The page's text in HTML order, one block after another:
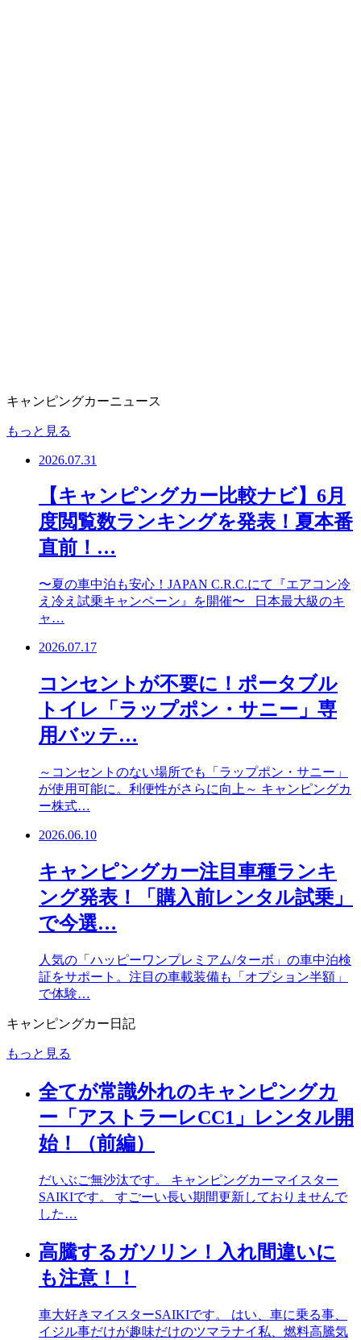
キャンピングカーニュース
もっと見る
2026.07.31
【キャンピングカー比較ナビ】6月
度閲覧数ランキングを発表！夏本番
直前！…
〜夏の車中泊も安心！JAPAN C.R.C.にて『エアコン冷
え冷え試乗キャンペーン』を開催〜 日本最大級のキ
ャ…
2026.07.17
コンセントが不要に！ポータブル
トイレ「ラップポン・サニー」専
用バッテ…
～コンセントのない場所でも「ラップポン・サニー」
が使用可能に。利便性がさらに向上～ キャンピングカ
ー株式…
2026.06.10
キャンピングカー注目車種ランキ
ング発表！「購入前レンタル試乗」
で今選…
人気の「ハッピーワンプレミアム/ターボ」の車中泊検
証をサポート。注目の車載装備も「オプション半額」
で体験…
キャンピングカー日記
もっと見る
全てが常識外れのキャンピングカ
ー「アストラーレCC1」レンタル開
始！（前編）
だいぶご無沙汰です。 キャンピングカーマイスター
SAIKIです。 すごーい長い期間更新しておりませんで
した…
高騰するガソリン！入れ間違いに
も注意！！
車大好きマイスターSAIKIです。 はい、車に乗る事、
イジル事だけが趣味だけのツマラナイ私、燃料高騰気